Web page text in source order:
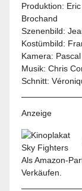
Produktion:
Brochand
Szenenbild:
Kostümbild:
Kamera:
Musik: Chris
Schnitt:
Anzeige
Als Amazon-
Verkäufen.